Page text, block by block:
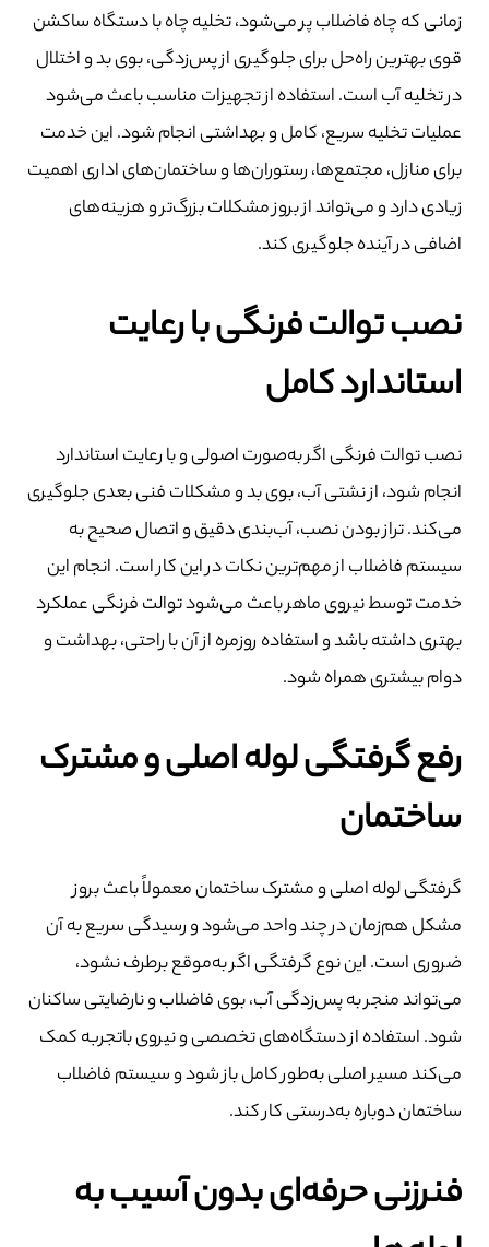
زمانی که چاه فاضلاب پر می‌شود، تخلیه چاه با دستگاه ساکشن
قوی بهترین راه‌حل برای جلوگیری از پس‌زدگی، بوی بد و اختلال
در تخلیه آب است. استفاده از تجهیزات مناسب باعث می‌شود
عملیات تخلیه سریع، کامل و بهداشتی انجام شود. این خدمت
برای منازل، مجتمع‌ها، رستوران‌ها و ساختمان‌های اداری اهمیت
زیادی دارد و می‌تواند از بروز مشکلات بزرگ‌تر و هزینه‌های
اضافی در آینده جلوگیری کند.
نصب توالت فرنگی با رعایت
استاندارد کامل
نصب توالت فرنگی اگر به‌صورت اصولی و با رعایت استاندارد
انجام شود، از نشتی آب، بوی بد و مشکلات فنی بعدی جلوگیری
می‌کند. تراز بودن نصب، آب‌بندی دقیق و اتصال صحیح به
سیستم فاضلاب از مهم‌ترین نکات در این کار است. انجام این
خدمت توسط نیروی ماهر باعث می‌شود توالت فرنگی عملکرد
بهتری داشته باشد و استفاده روزمره از آن با راحتی، بهداشت و
دوام بیشتری همراه شود.
رفع گرفتگی لوله اصلی و مشترک
ساختمان
گرفتگی لوله اصلی و مشترک ساختمان معمولاً باعث بروز
مشکل هم‌زمان در چند واحد می‌شود و رسیدگی سریع به آن
ضروری است. این نوع گرفتگی اگر به‌موقع برطرف نشود،
می‌تواند منجر به پس‌زدگی آب، بوی فاضلاب و نارضایتی ساکنان
شود. استفاده از دستگاه‌های تخصصی و نیروی باتجربه کمک
می‌کند مسیر اصلی به‌طور کامل باز شود و سیستم فاضلاب
ساختمان دوباره به‌درستی کار کند.
فنرزنی حرفه‌ای بدون آسیب به